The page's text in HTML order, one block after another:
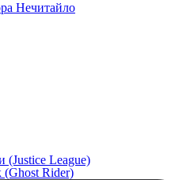
Нечитайло
(Justice League)
Rider)